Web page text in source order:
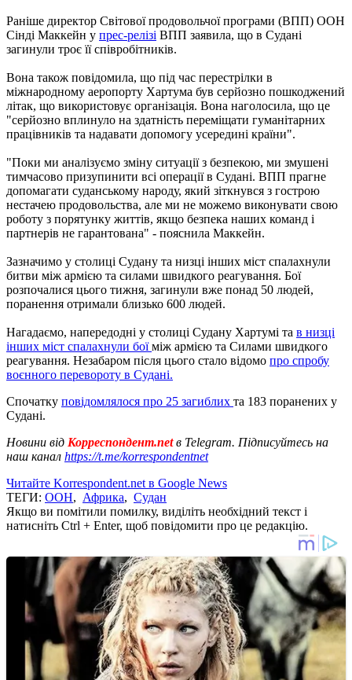
Раніше директор Світової продовольчої програми (ВПП) ООН
Сінді Маккейн у прес-релізі ВПП заявила, що в Судані
загинули троє її співробітників.
Вона також повідомила, що під час перестрілки в
міжнародному аеропорту Хартума був серйозно пошкоджений
літак, що використовує організація. Вона наголосила, що це
"серйозно вплинуло на здатність переміщати гуманітарних
працівників та надавати допомогу усередині країни".
"Поки ми аналізуємо зміну ситуації з безпекою, ми змушені
тимчасово призупинити всі операції в Судані. ВПП прагне
допомагати суданському народу, який зіткнувся з гострою
нестачею продовольства, але ми не можемо виконувати свою
роботу з порятунку життів, якщо безпека наших команд і
партнерів не гарантована" - пояснила Маккейн.
Зазначимо у столиці Судану та низці інших міст спалахнули
битви між армією та силами швидкого реагування. Бої
розпочалися цього тижня, загинули вже понад 50 людей,
поранення отримали близько 600 людей.
Нагадаємо, напередодні у столиці Судану Хартумі та в низці
інших міст спалахнули боїміж армією та Силами швидкого
реагування. Незабаром після цього стало відомо про спробу
воєнного перевороту в Судані.
Спочатку повідомлялося про 25 загиблих та 183 поранених у
Судані.
Новини від Корреспондент.netв Telegram. Підписуйтесь на
наш канал https://t.me/korrespondentnet
Читайте Korrespondent.net в Google News
ТЕГИ: ООН, Африка, Судан
Якщо ви помітили помилку, виділіть необхідний текст і
натисніть Ctrl + Enter, щоб повідомити про це редакцію.